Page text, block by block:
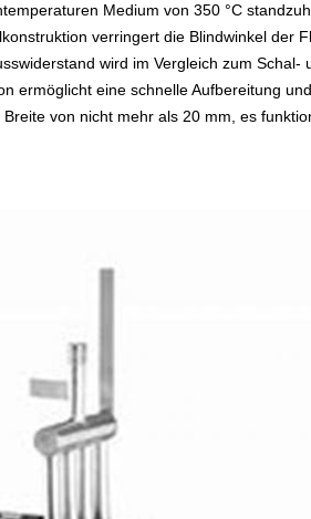
Medium von 350 °C
verringert die Blindwinkel der
wird im Vergleich zum Schal-
ermöglicht eine schnelle Aufbereitung
von nicht mehr als 20 mm, es